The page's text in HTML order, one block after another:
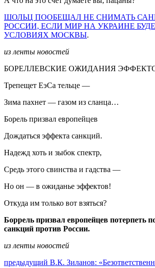
ШОЛЬЦ ПООБЕЩАЛ НЕ СНИМАТЬ
РОССИИ, ЕСЛИ МИР НА УКРАИНЕ
УСЛОВИЯХ МОСКВЫ.
из ленты новостей
БОРЕЛЛЕВСКИЕ ОЖИДАНИЯ
Трепещет ЕэСа тельце —
Зима пахнет — газом из сланца…
Борель призвал европейцев
Дождаться эффекта санкций.
Надежд хоть и зыбок спектр,
Средь этого свинства и гадства —
Но он — в ожиданье эффектов!
Откуда им только вот взяться?
Боррель призвал европейцев потерпеть
санкций против России.
из ленты новостей
Навигация
предыдущий Предыдущий
В.К. Зиланов: